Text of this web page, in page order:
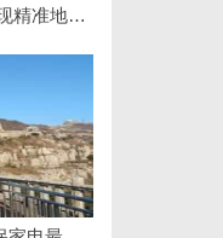
广州GEO优化公司助力企业实现精准地理信息服务升级